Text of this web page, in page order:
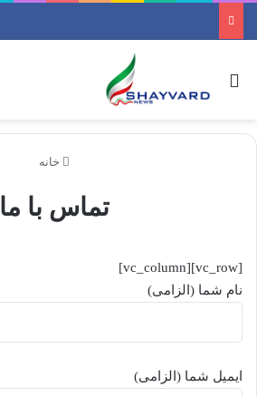
خانه
تماس با ما
[vc_row][vc_column]
نام شما (الزامی)
ایمیل شما (الزامی)